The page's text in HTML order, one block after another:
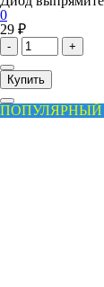
0
29 ₽
- +
Купить
ПОПУЛЯРНЫЙ